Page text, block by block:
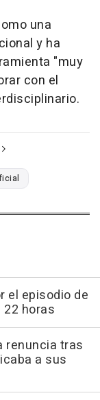
una
y ha
"muy
con el
el episodio de
horas
renuncia tras
a sus